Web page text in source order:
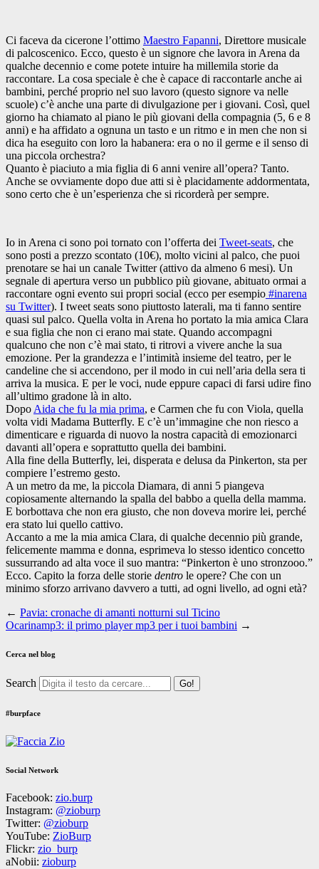
Ci faceva da cicerone l’ottimo Maestro Fapanni, Direttore musicale
di palcoscenico. Ecco, questo è un signore che lavora in Arena da
qualche decennio e come potete intuire ha millemila storie da
raccontare. La cosa speciale è che è capace di raccontarle anche ai
bambini, perché proprio nel suo lavoro (questo signore va nelle
scuole) c’è anche una parte di divulgazione per i giovani. Così, quel
giorno ha chiamato al piano le più giovani della compagnia (5, 6 e 8
anni) e ha affidato a ognuna un tasto e un ritmo e in men che non si
dica ha eseguito con loro la habanera: era o no il germe e il senso di
una piccola orchestra?
Quanto è piaciuto a mia figlia di 6 anni venire all’opera? Tanto.
Anche se ovviamente dopo due atti si è placidamente addormentata,
sono certo che è un’esperienza che si ricorderà per sempre.
Io in Arena ci sono poi tornato con l’offerta dei Tweet-seats, che
sono posti a prezzo scontato (10€), molto vicini al palco, che puoi
prenotare se hai un canale Twitter (attivo da almeno 6 mesi). Un
segnale di apertura verso un pubblico più giovane, abituato ormai a
raccontare ogni evento sui propri social (ecco per esempio #inarena
su Twitter). I tweet seats sono piuttosto laterali, ma ti fanno sentire
quasi sul palco. Quella volta in Arena ho portato la mia amica Clara
e sua figlia che non ci erano mai state. Quando accompagni
qualcuno che non c’è mai stato, ti ritrovi a vivere anche la sua
emozione. Per la grandezza e l’intimità insieme del teatro, per le
candeline che si accendono, per il modo in cui nell’aria della sera ti
arriva la musica. E per le voci, nude eppure capaci di farsi udire fino
all’ultimo gradone là in alto.
Dopo Aida che fu la mia prima, e Carmen che fu con Viola, quella
volta vidi Madama Butterfly. E c’è un’immagine che non riesco a
dimenticare e riguarda di nuovo la nostra capacità di emozionarci
davanti all’opera e soprattutto quella dei bambini.
Alla fine della Butterfly, lei, disperata e delusa da Pinkerton, sta per
compiere l’estremo gesto.
A un metro da me, la piccola Diamara, di anni 5 piangeva
copiosamente alternando la spalla del babbo a quella della mamma.
E borbottava che non era giusto, che non doveva morire lei, perché
era stato lui quello cattivo.
Accanto a me la mia amica Clara, di qualche decennio più grande,
felicemente mamma e donna, esprimeva lo stesso identico concetto
sussurrando ad alta voce il suo mantra: “Pinkerton è uno stronzooo.”
Ecco. Capito la forza delle storie dentro le opere? Che con un
minimo sforzo arrivano davvero a tutti, ad ogni livello, ad ogni età?
← Pavia: cronache di amanti notturni sul Ticino
Ocarinamp3: il primo player mp3 per i tuoi bambini →
Cerca nel blog
Search
#burpface
Social Network
Facebook: zio.burp
Instagram: @zioburp
Twitter: @zioburp
YouTube: ZioBurp
Flickr: zio_burp
aNobii: zioburp